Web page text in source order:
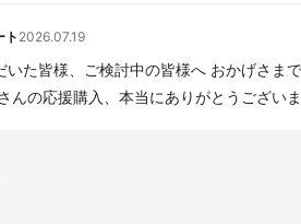
ト2026.07.19
討中の皆様へ おかげさまで、目標金額の400%を達成いたし
んの応援購入、本当にありがとうござい